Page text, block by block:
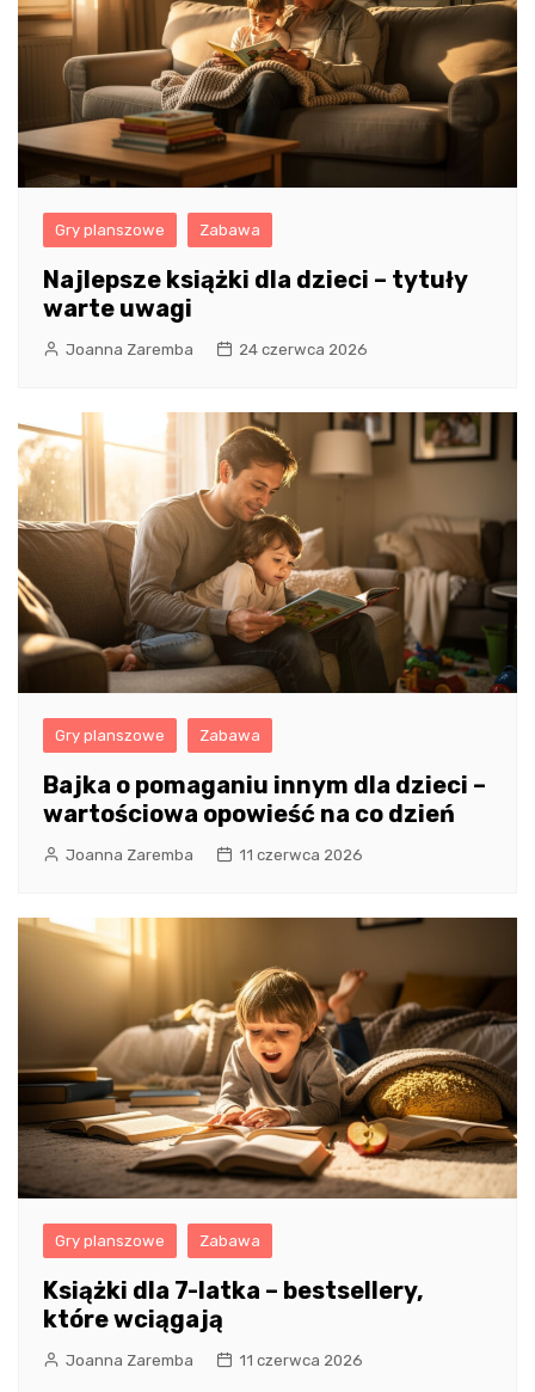
Gry planszowe Zabawa
Najlepsze książki dla dzieci – tytuły
warte uwagi
Joanna Zaremba 24 czerwca 2026
Gry planszowe Zabawa
Bajka o pomaganiu innym dla dzieci –
wartościowa opowieść na co dzień
Joanna Zaremba 11 czerwca 2026
Gry planszowe Zabawa
Książki dla 7-latka – bestsellery,
które wciągają
Joanna Zaremba 11 czerwca 2026